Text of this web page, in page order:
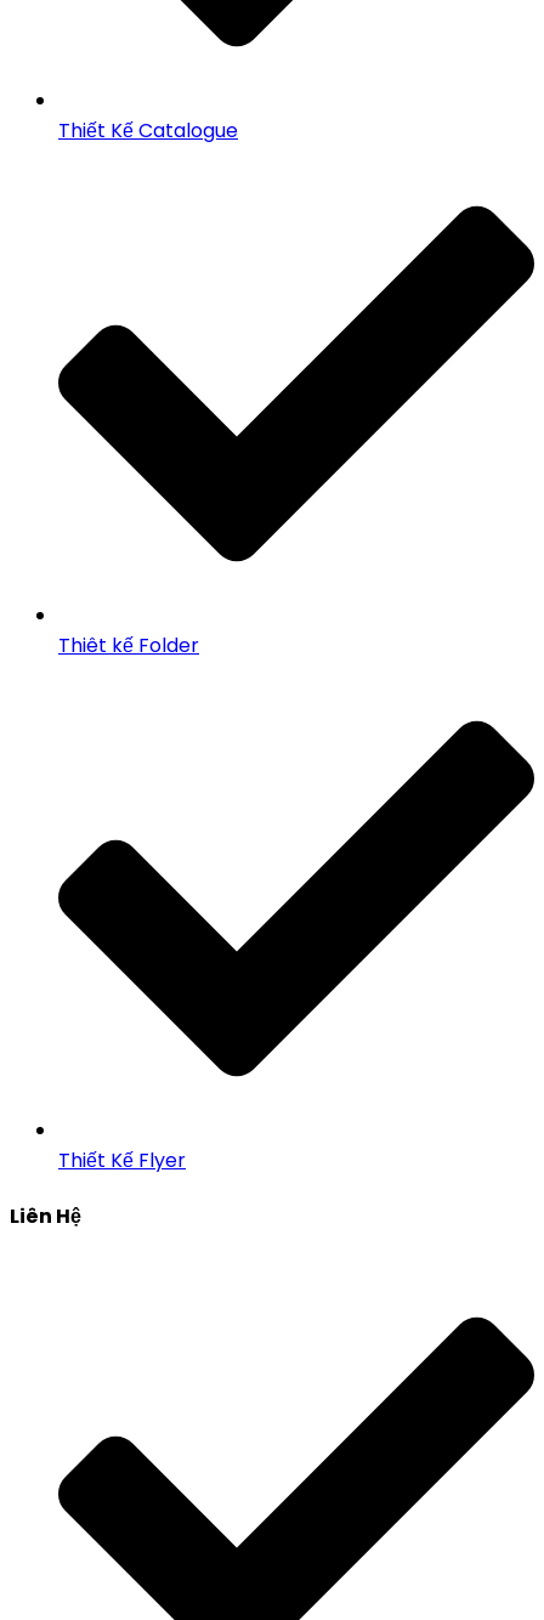
Thiết Kế Catalogue
Thiêt kế Folder
Thiết Kế Flyer
Liên Hệ